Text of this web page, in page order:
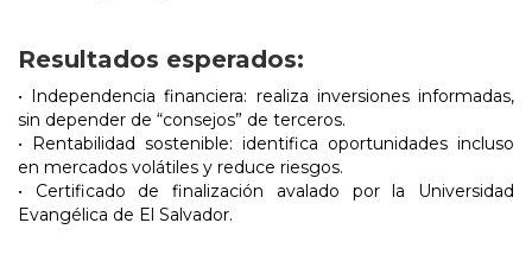
Resultados esperados:
• Independencia financiera: realiza inversiones informadas,
sin depender de “consejos” de terceros.
• Rentabilidad sostenible: identifica oportunidades incluso
en mercados volátiles y reduce riesgos.
• Certificado de finalización avalado por la Universidad
Evangélica de El Salvador.